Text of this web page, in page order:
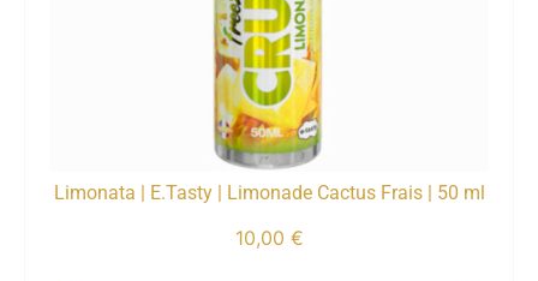
Limonata | E.Tasty | Limonade Cactus Frais | 50 ml
10,00 €